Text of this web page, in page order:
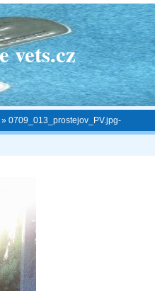
vets.cz
» 0709_013_prostejov_PV.jpg-